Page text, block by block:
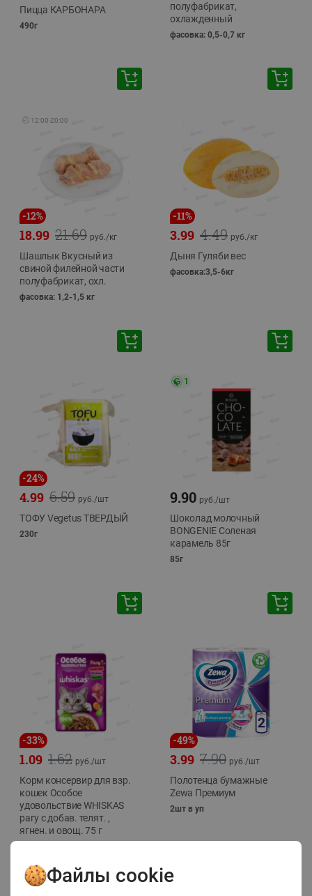
Пицца КАРБОНАРА
490г
полуфабрикат,
охлажденный
фасовка: 0,5-0,7 кг
🕘 12:00-20:00
-12%
21.69
18.99 руб./кг
Шашлык Вкусный из
свиной филейной части
полуфабрикат, охл.
фасовка: 1,2-1,5 кг
-11%
4.49
3.99 руб./кг
Дыня Гуляби вес
фасовка:3,5-6кг
-24%
6.59
4.99 руб./шт
ТОФУ Vegetus ТВЕРДЫЙ
230г
1
9.90 руб./шт
Шоколад молочный
BONGENIE Соленая
карамель 85г
85г
-33%
1.62
1.09 руб./шт
Корм консервир для взр.
кошек Особое
удовольствие WHISKAS
рагу с добав. телят. ,
ягнен. и овощ. 75 г
-49%
7.90
3.99 руб./шт
Полотенца бумажные
Zewa Премиум
2шт в уп
Файлы cookie